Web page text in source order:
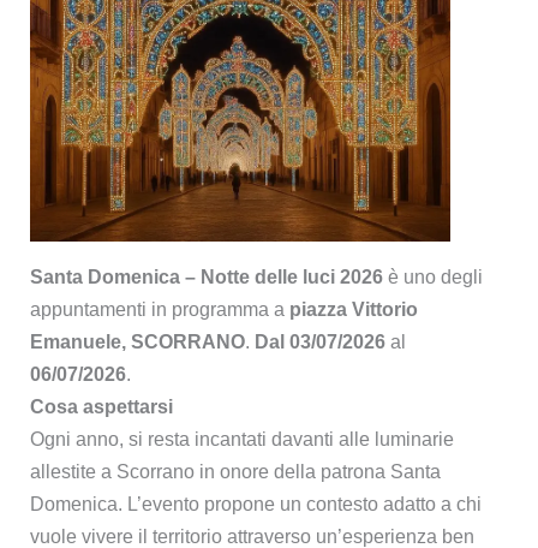
Santa Domenica – Notte delle luci 2026è uno degli
appuntamenti in programma a piazza Vittorio
Emanuele, SCORRANO. Dal 03/07/2026al
06/07/2026.
Cosa aspettarsi
Ogni anno, si resta incantati davanti alle luminarie
allestite a Scorrano in onore della patrona Santa
Domenica. L’evento propone un contesto adatto a chi
vuole vivere il territorio attraverso un’esperienza ben